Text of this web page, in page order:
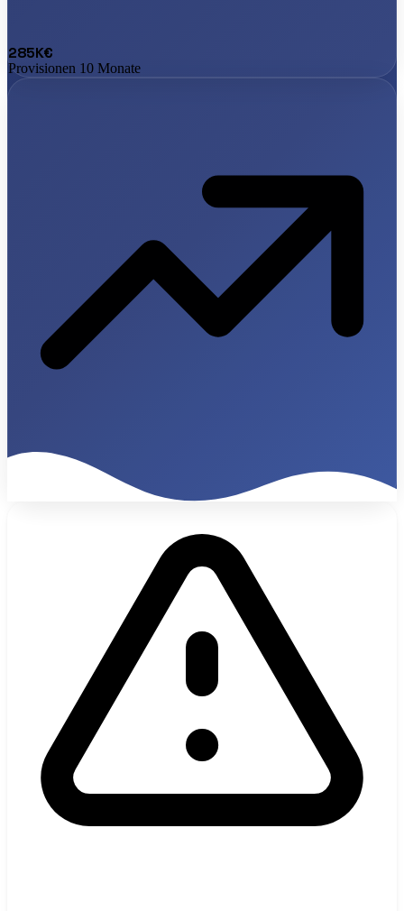
285K€
Provisionen 10 Monate